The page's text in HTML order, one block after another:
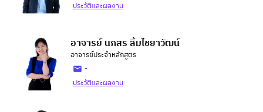
ประวัติและผลงาน
อาจารย์ นภสร ลิ้มไชยาวัฒน์
อาจารย์ประจำหลักสูตร
-
ประวัติและผลงาน